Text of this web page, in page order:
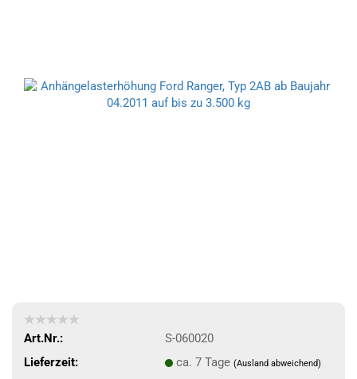
Art.Nr.:
S-060020
Lieferzeit:
ca. 7 Tage (Ausland abweichend)